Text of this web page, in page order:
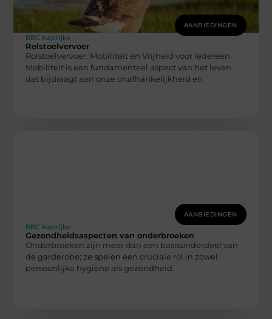
AANBIEDINGEN
BBC Kaprijke
Rolstoelvervoer
Rolstoelvervoer: Mobiliteit en Vrijheid voor Iedereen
Mobiliteit is een fundamenteel aspect van het leven
dat bijdraagt aan onze onafhankelijkheid en
AANBIEDINGEN
BBC Kaprijke
Gezondheidsaspecten van onderbroeken
Onderbroeken zijn meer dan een basisonderdeel van
de garderobe; ze spelen een cruciale rol in zowel
persoonlijke hygiëne als gezondheid.